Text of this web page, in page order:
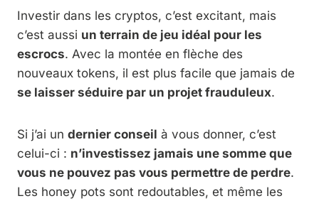
Investir dans les cryptos, c’est excitant, mais
c’est aussi un terrain de jeu idéal pour les
escrocs. Avec la montée en flèche des
nouveaux tokens, il est plus facile que jamais de
se laisser séduire par un projet frauduleux.
Si j’ai un dernier conseil à vous donner, c’est
celui-ci : n’investissez jamais une somme que
vous ne pouvez pas vous permettre de perdre.
Les honey pots sont redoutables, et même les